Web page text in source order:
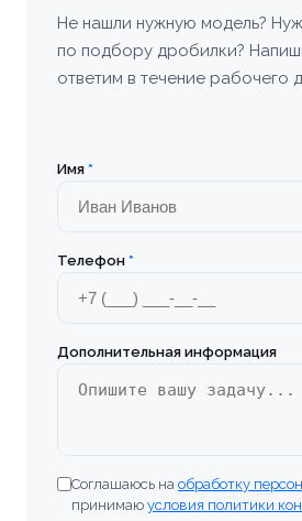
Не нашли нужную модель?
по подбору дробилки?
ответим в течение рабочего
Имя *
Телефон *
Дополнительная информация
Соглашаюсь на обработку
принимаю условия политики